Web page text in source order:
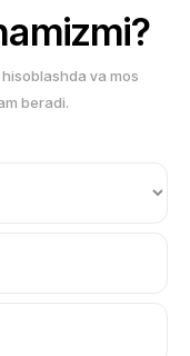
va mos
beradi.